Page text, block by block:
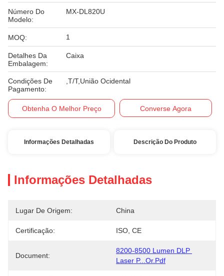
Número Do
Modelo:
MX-DL820U
MOQ: 1
Detalhes Da
Embalagem:
Caixa
Condições De
Pagamento:
,T/T,União Ocidental
Obtenha O Melhor Preço Converse Agora
Informações Detalhadas Descrição Do Produto
Informações Detalhadas
Lugar De Origem: China
Certificação: ISO, CE
Document:
8200-8500 Lumen DLP
Laser P...or.pdf